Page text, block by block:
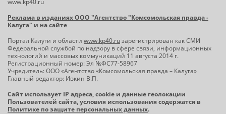
Реклама в изданиях ООО "Агентство "Комсомольская правда -
Калуга" и на сайте
Портал Калуги и области www.kp40.ruзарегистрирован как СМИ
Федеральной службой по надзору в сфере связи, информационных
технологий и массовых коммуникаций 11 августа 2014 г.
Регистрационный номер: Эл №ФС77-58967
Учредитель: ООО «Агентство «Комсомольская правда – Калуга»
Главный редактор: Ивкин В.П.
Сайт использует IP адреса, cookie и данные геолокации
Пользователей сайта, условия использования содержатся в
Политике по защите персональных данных.